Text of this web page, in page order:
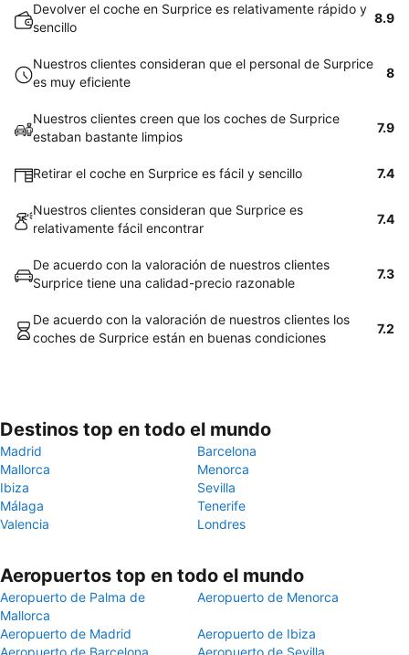
Devolver el coche en Surprice es relativamente rápido y
sencillo
8.9
Nuestros clientes consideran que el personal de Surprice
es muy eficiente
8
Nuestros clientes creen que los coches de Surprice
estaban bastante limpios
7.9
Retirar el coche en Surprice es fácil y sencillo 7.4
Nuestros clientes consideran que Surprice es
relativamente fácil encontrar
7.4
De acuerdo con la valoración de nuestros clientes
Surprice tiene una calidad-precio razonable
7.3
De acuerdo con la valoración de nuestros clientes los
coches de Surprice están en buenas condiciones
7.2
Destinos top en todo el mundo
Madrid
Barcelona
Mallorca
Menorca
Ibiza
Sevilla
Málaga
Tenerife
Valencia
Londres
Aeropuertos top en todo el mundo
Aeropuerto de Palma de
Mallorca
Aeropuerto de Menorca
Aeropuerto de Madrid
Aeropuerto de Ibiza
Aeropuerto de Barcelona
Aeropuerto de Sevilla